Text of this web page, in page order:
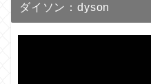
ダイソン：dyson